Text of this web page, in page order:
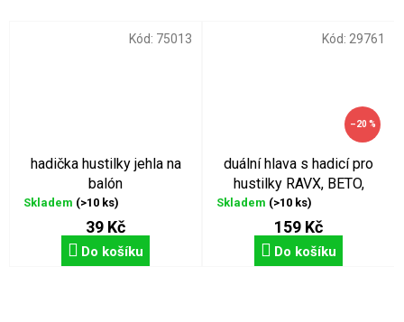
hadička hustilky jehla na
balón
Skladem (>10 ks)
39 Kč
Do košíku
Kód: 75013
–20 %
duální hlava s hadicí pro
hustilky RAVX, BETO,
GIYO, MAX1
Skladem (>10 ks)
159 Kč
Do košíku
Kód: 29761